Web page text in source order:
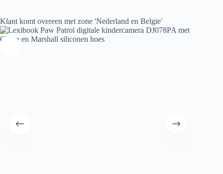
Klant komt overeen met zone 'Nederland en Belgie'